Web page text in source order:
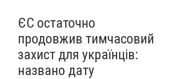
ЄС остаточно
продовжив тимчасовий
захист для українців:
названо дату